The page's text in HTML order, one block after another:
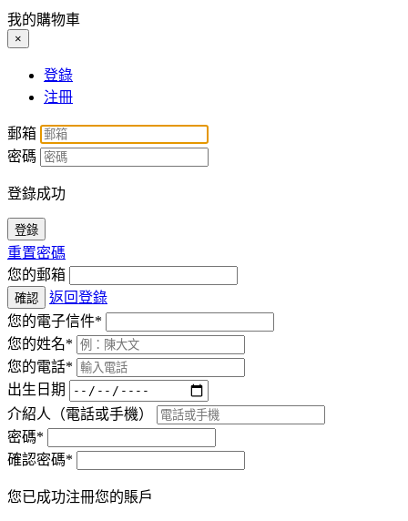
我的購物車
×
登錄
注冊
郵箱
密碼
登錄成功
登錄
重置密碼
您的郵箱
確認
返回登錄
您的電子信件*
您的姓名*
您的電話*
出生日期
介紹人（電話或手機）
密碼*
確認密碼*
您已成功注冊您的賬戶